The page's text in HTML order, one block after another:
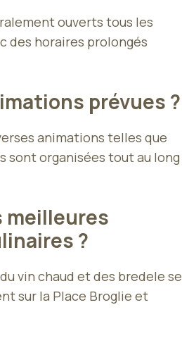
ouverts tous les
des horaires prolongés
prévues ?
animations telles que
sont organisées tout au long
meilleures
?
vin chaud et des bredele se
sur la Place Broglie et